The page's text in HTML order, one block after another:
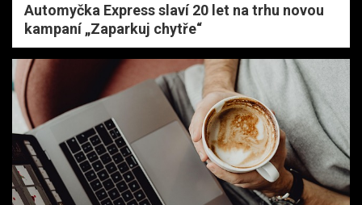
Automyčka Express slaví 20 let na trhu novou
kampaní „Zaparkuj chytře“